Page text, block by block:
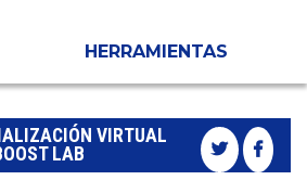
HERRAMIENTAS
VIRTUAL
LAB